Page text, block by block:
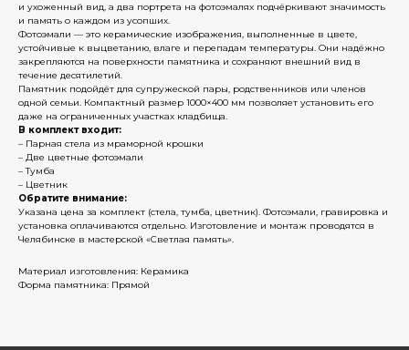
и ухоженный вид, а два портрета на фотоэмалях подчёркивают значимость
и память о каждом из усопших.
Фотоэмали — это керамические изображения, выполненные в цвете,
устойчивые к выцветанию, влаге и перепадам температуры. Они надёжно
закрепляются на поверхности памятника и сохраняют внешний вид в
течение десятилетий.
Памятник подойдёт для супружеской пары, родственников или членов
одной семьи. Компактный размер 1000×400 мм позволяет установить его
даже на ограниченных участках кладбища.
В комплект входит:
– Парная стела из мраморной крошки
– Две цветные фотоэмали
– Тумба
– Цветник
Обратите внимание:
Указана цена за комплект (стела, тумба, цветник). Фотоэмали, гравировка и
установка оплачиваются отдельно. Изготовление и монтаж проводятся в
Челябинске в мастерской «Светлая память».
Материал изготовления: Керамика
Форма памятника: Прямой